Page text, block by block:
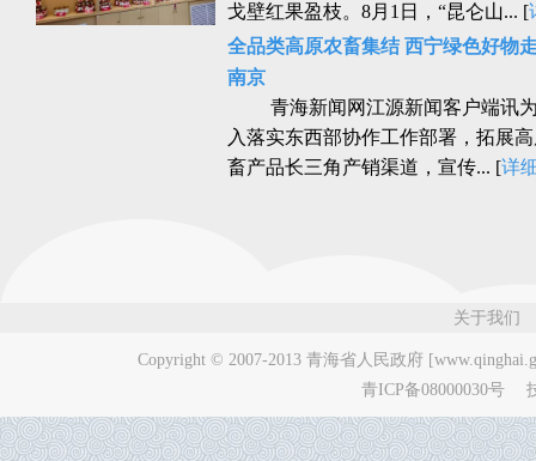
戈壁红果盈枝。8月1日，“昆仑山... [
全品类高原农畜集结 西宁绿色好物
南京
青海新闻网江源新闻客户端讯
入落实东西部协作工作部署，拓展
畜产品长三角产销渠道，宣传... [详
关于我们
Copyright © 2007-2013 青海省人民政府
青ICP备08000030号